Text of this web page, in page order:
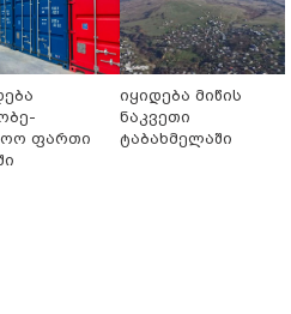
ფართი
იყიდება მიწის
ნაკვეთი
ტაბახმელაში